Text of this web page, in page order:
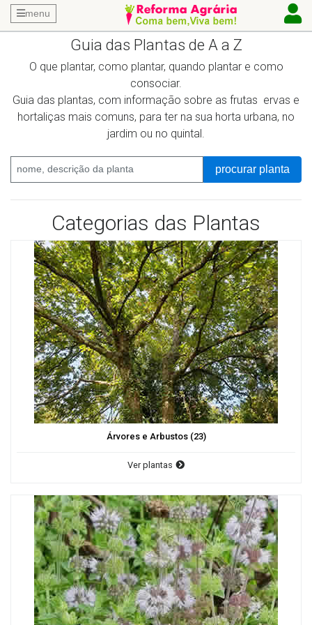
menu
Guia das Plantas de A a Z
O que plantar, como plantar, quando plantar e como
consociar.
Guia das plantas, com informação sobre as frutas ervas e
hortaliças mais comuns, para ter na sua horta urbana, no
jardim ou no quintal.
procurar planta
Categorias das Plantas
Árvores e Arbustos (23)
Ver plantas